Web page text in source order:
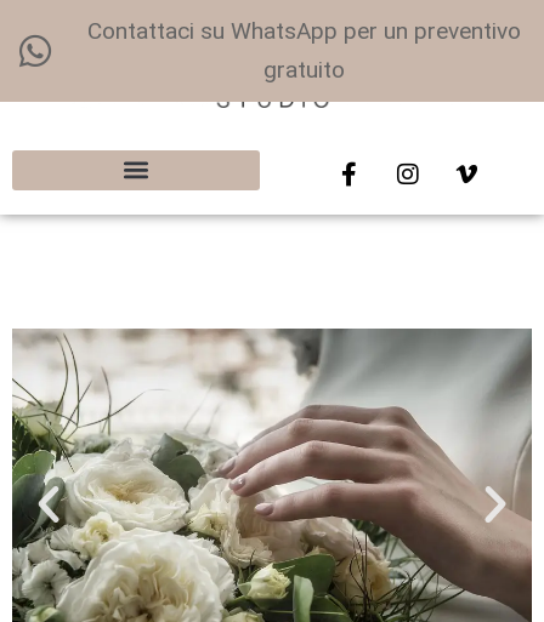
Contattaci su WhatsApp per un preventivo
gratuito